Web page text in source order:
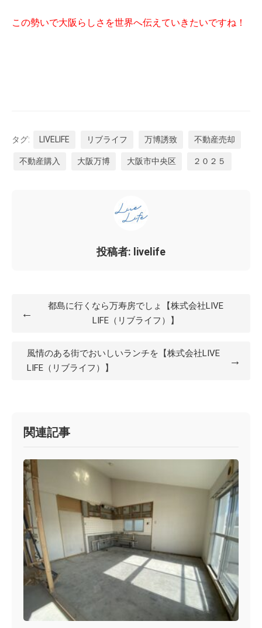
この勢いで大阪らしさを世界へ伝えていきたいですね！
タグ: LIVELIFE リブライフ 万博誘致 不動産売却
不動産購入 大阪万博 大阪市中央区 ２０２５
投稿者: livelife
←
都島に行くなら万寿房でしょ【株式会社LIVE
LIFE（リブライフ）】
風情のある街でおいしいランチを【株式会社LIVE
LIFE（リブライフ）】
→
関連記事